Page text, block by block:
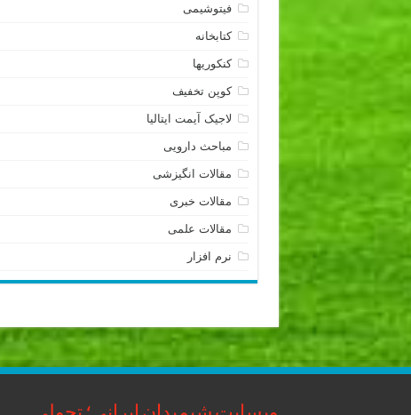
فیتوشیمی
کتابخانه
کنکوریها
کوپن تخفیف
لاجیک آیمت ایتالیا
مباحث دارویی
مقالات انگیزشی
مقالات خبری
مقالات علمی
نرم افزار